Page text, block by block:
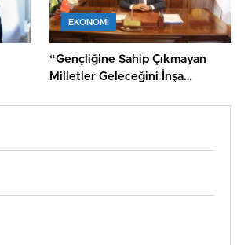
EKONOMİ
“Gençliğine Sahip Çıkmayan
Milletler Geleceğini İnşa